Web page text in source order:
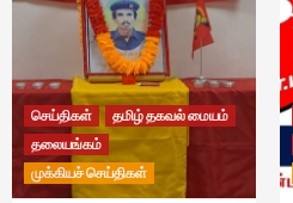
செய்திகள்
தமிழ் தகவல் மையம்
தலையங்கம்
முக்கியச் செய்திகள்